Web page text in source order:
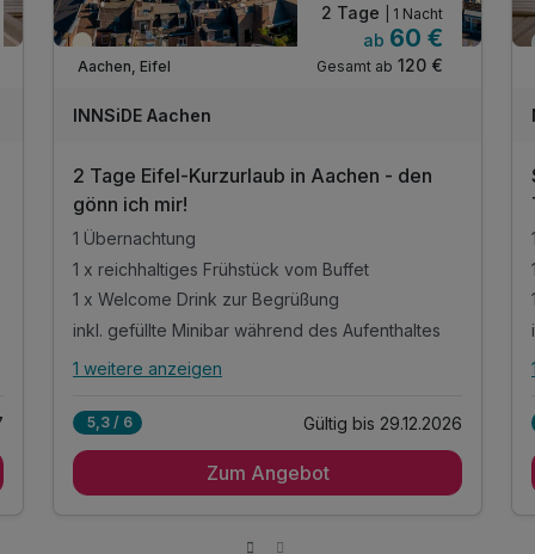
Teilweise ausgelastet
Aachen, Eifel
2 Tage | 1 Nacht
ab 60 €
Gesamt ab 120 €
INNSiDE Aachen
2 Tage Eifel-Kurzurlaub in Aachen - den
gönn ich mir!
1 Übernachtung
1 x reichhaltiges Frühstück vom Buffet
1 x Welcome Drink zur Begrüßung
inkl. gefüllte Minibar während des Aufenthaltes
Alle Inklusivleistungen
1 x reichhaltiges Frühstück vom Buffet
1 weitere anzeigen
5,3 / 6 Gültig bis 29.12.2026
Zum Angebot